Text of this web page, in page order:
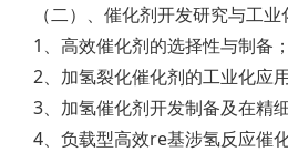
（二）、催化剂开发研究与工业
1、高效催化剂的选择性与制备；
2、加氢裂化催化剂的工业化应
3、加氢催化剂开发制备及在精
4、负载型高效re基涉氢反应催